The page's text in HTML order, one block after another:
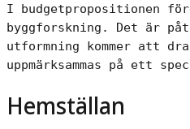
I budgetpropositionen
byggforskning. Det är
utformning kommer att
uppmärksammas på ett
Hemställan